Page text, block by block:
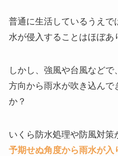
普通に生活しているうえで
水が侵入することはほぼあ
しかし、強風や台風など
方向から雨水が吹き込んで
か？
いくら防水処理や防風対策
予期せぬ角度から雨水が入